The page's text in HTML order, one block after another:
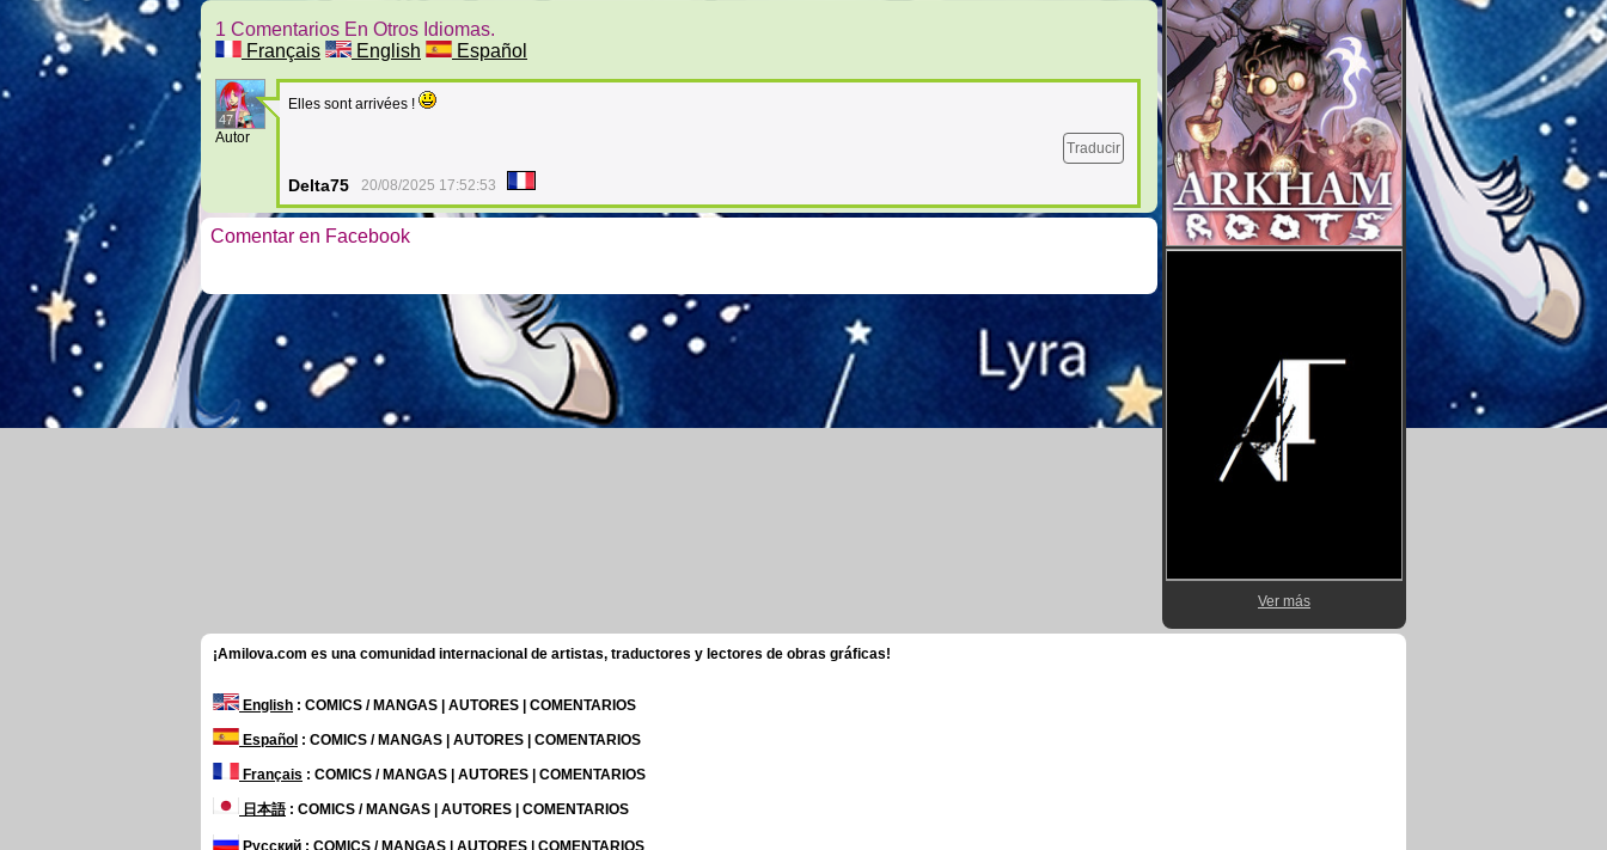
1 Comentarios En Otros Idiomas.
Français
English Español
47
Autor
Elles sont arrivées !
Traducir
Delta75 20/08/2025 17:52:53
Comentar en Facebook
Ver más
¡Amilova.com es una comunidad internacional de artistas, traductores y lectores de obras gráficas!
English : COMICS / MANGAS | AUTORES | COMENTARIOS
Español : COMICS / MANGAS | AUTORES | COMENTARIOS
Français : COMICS / MANGAS | AUTORES | COMENTARIOS
日本語: COMICS / MANGAS | AUTORES | COMENTARIOS
Русский : COMICS / MANGAS | AUTORES | COMENTARIOS